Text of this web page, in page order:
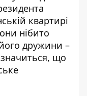
квартирі
нібито
дружини –
що